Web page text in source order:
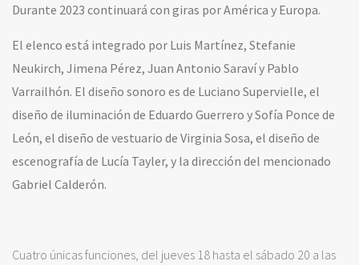
Durante 2023 continuará con giras por América y Europa.
El elenco está integrado por Luis Martínez, Stefanie
Neukirch, Jimena Pérez, Juan Antonio Saraví y Pablo
Varrailhón. El diseño sonoro es de Luciano Supervielle, el
diseño de iluminación de Eduardo Guerrero y Sofía Ponce de
León, el diseño de vestuario de Virginia Sosa, el diseño de
escenografía de Lucía Tayler, y la dirección del mencionado
Gabriel Calderón.
Cuatro únicas funciones, del jueves 18 hasta el sábado 20 a las